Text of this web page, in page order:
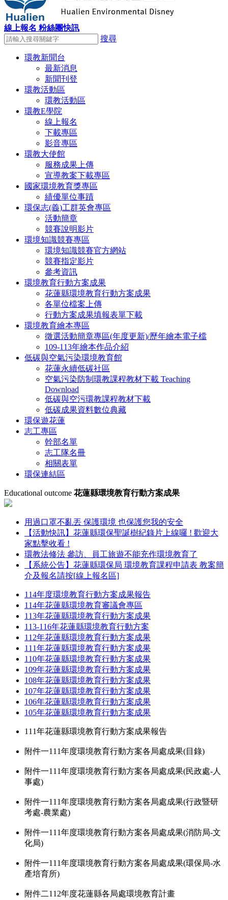
線上報名 粉絲團快訊
搜尋
環教新聞台
最新消息
新聞刊登
環教活動區
環教活動區
環教E學院
線上報名
下載專區
影音專區
環教大使館
服務成果上傳
宣導教案下載專區
國家環境教育獎專區
績優單位事蹟
環保志(義)工群英會專區
活動簡章
競賽說明影片
環境知識競賽專區
環境知識競賽官方網站
競賽指定影片
參考資訊
環境教育行動方案成果
花蓮縣環境教育行動方案成果
各單位檔案上傳
行動方案成果填報表單下載
環境教育繪本專區
徵選活動簡章專區(年度更新)/歷年繪本電子檔
109-113年繪本作品介紹
低碳與空氣污染環境教育館
花蓮永續低碳社區
空氣污染防制環教課程教材下載 Teaching
Download
低碳與空污環教課程教材下載
低碳成果資料數位典藏
環保遊花蓮
志工專區
幹部名單
志工隊名冊
相關表單
環保連結區
Educational outcome 花蓮縣環境教育行動方案成果
用過口罩不亂丟 保護環境 也保護您我的安全
【活動快訊】花蓮縣環保聖誕樹紀錄片上線囉 ! 歡迎大
家點擊收看 !
環教法修法 參訪、員工旅遊不能充作環境教育了
【系統公告】花蓮縣環保局 環境教育課程申請表 教案簡
介及報名請按[線上報名區]
114年度環境教育行動方案成果報告
114年花蓮縣環境教育審議會專區
113年花蓮縣環境教育行動方案成果
113-116年花蓮縣環境教育行動方案
112年花蓮縣環境教育行動方案成果
111年花蓮縣環境教育行動方案成果
110年花蓮縣環境教育行動方案成果
109年花蓮縣環境教育行動方案成果
108年花蓮縣環境教育行動方案成果
107年花蓮縣環境教育行動方案成果
106年花蓮縣環境教育行動方案成果
105年花蓮縣環境教育行動方案成果
111年花蓮縣環境教育行動方案成果報告
附件一111年度環境教育行動方案各局處成果(目錄)
附件一111年度環境教育行動方案各局處成果(民政處-人
事處)
附件一111年度環境教育行動方案各局處成果(行政暨研
考處-農業處)
附件一111年度環境教育行動方案各局處成果(消防局-文
化局)
附件一111年度環境教育行動方案各局處成果(環保局-水
產培育所)
附件二112年度花蓮縣各局處環境教育計畫